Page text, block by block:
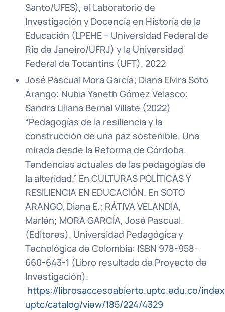
Santo/UFES), el Laboratorio de
Investigación y Docencia en Historia de la
Educación (LPEHE – Universidad Federal de
Rio de Janeiro/UFRJ) y la Universidad
Federal de Tocantins (UFT). 2022
José Pascual Mora García; Diana Elvira Soto
Arango; Nubia Yaneth Gómez Velasco;
Sandra Liliana Bernal Villate (2022)
“Pedagogías de la resiliencia y la
construcción de una paz sostenible. Una
mirada desde la Reforma de Córdoba.
Tendencias actuales de las pedagogías de
la alteridad.” En CULTURAS POLÍTICAS Y
RESILIENCIA EN EDUCACIÓN. En SOTO
ARANGO, Diana E.; RÁTIVA VELANDIA,
Marlén; MORA GARCÍA, José Pascual.
(Editores). Universidad Pedagógica y
Tecnológica de Colombia: ISBN 978-958-
660-643-1 (Libro resultado de Proyecto de
Investigación).
https://librosaccesoabierto.uptc.edu.co/
uptc/catalog/view/185/224/4329